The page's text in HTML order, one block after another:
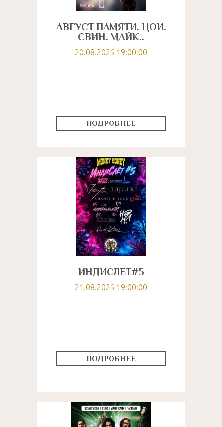
АВГУСТ ПАМЯТИ. ЦОЙ.
СВИН. МАЙК..
20.08.2026 19:00:00
ПОДРОБНЕЕ
ИНДИСЛЁТ#5
21.08.2026 19:00:00
ПОДРОБНЕЕ